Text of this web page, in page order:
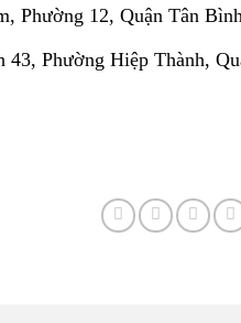
Phường 12, Quận Tân
43, Phường Hiệp Thành,